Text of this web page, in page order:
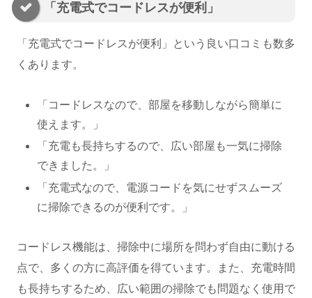
「充電式でコードレスが便利」
「充電式でコードレスが便利」という良い口コミも数多
くあります。
「コードレスなので、部屋を移動しながら簡単に
使えます。」
「充電も長持ちするので、広い部屋も一気に掃除
できました。」
「充電式なので、電源コードを気にせずスムーズ
に掃除できるのが便利です。」
コードレス機能は、掃除中に場所を問わず自由に動ける
点で、多くの方に高評価を得ています。また、充電時間
も長持ちするため、広い範囲の掃除でも問題なく使用で